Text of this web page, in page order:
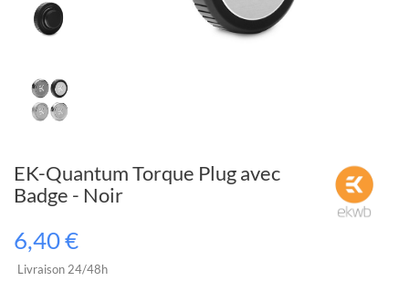
EK-Quantum Torque Plug avec
Badge - Noir
6,40 €
Livraison 24/48h